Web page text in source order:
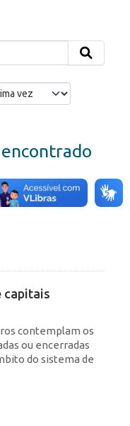
Formatos:
capitais
contemplam os
ou encerradas
do sistema de